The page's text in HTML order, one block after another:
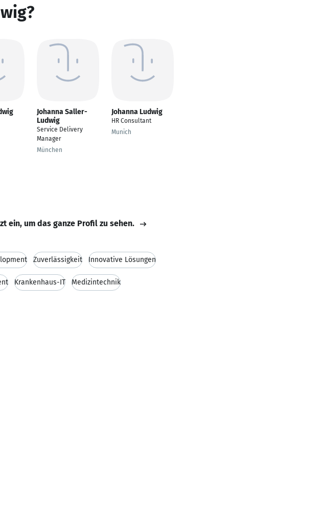
Johanna Saller-
Ludwig
Service Delivery
Manager
München
Johanna Ludwig
HR Consultant
Munich
ein, um das ganze Profil zu sehen.
Zuverlässigkeit Innovative Lösungen
Krankenhaus-IT Medizintechnik